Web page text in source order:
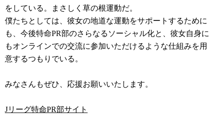
をしている。まさしく草の根運動だ。
僕たちとしては、彼女の地道な運動をサポートするために
も、今後特命PR部のさらなるソーシャル化と、彼女自身に
もオンラインでの交流に参加いただけるような仕組みを用
意するつもりでいる。
みなさんもぜひ、応援お願いいたします。
Jリーグ特命PR部サイト